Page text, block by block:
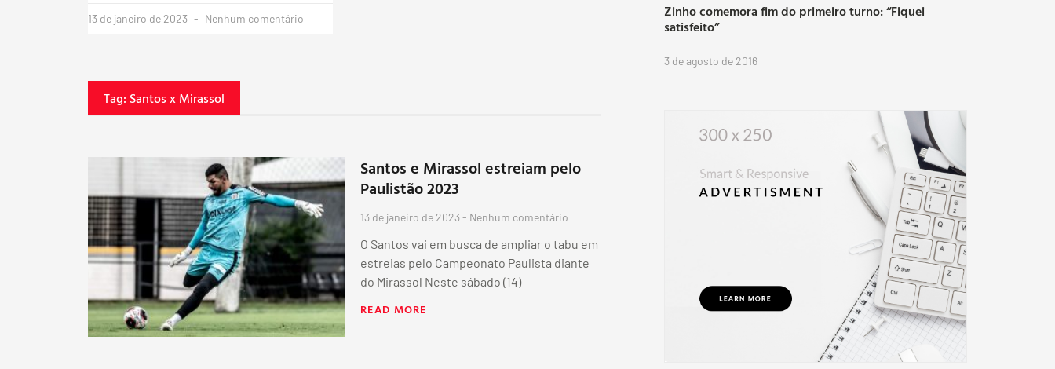
13 de janeiro de 2023 Nenhum comentário
Tag: Santos x Mirassol
Santos e Mirassol estreiam pelo
Paulistão 2023
13 de janeiro de 2023 Nenhum comentário
O Santos vai em busca de ampliar o tabu em
estreias pelo Campeonato Paulista diante
do Mirassol Neste sábado (14)
READ MORE
Zinho comemora fim do primeiro turno: “Fiquei
satisfeito”
3 de agosto de 2016